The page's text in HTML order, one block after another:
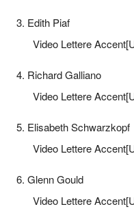
3. Edith Piaf
Video Lettere
4. Richard Galliano
Video Lettere
5. Elisabeth Schwarzkopf
Video Lettere
6. Glenn Gould
Video Lettere